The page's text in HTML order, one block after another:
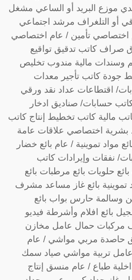
موزع البريد أو الساعي مشغل
أو التلغراف مرشد اجتماعي
اختصاصي تأمين / عام اختصاصي
صراف كاتب تدقيق تواقيع
مالية مندوب تخليص
جودة كاتب تأجير معدات
اقتطاعات عداد نقد ورقي
حسابات/ صناديق ادخار
مالية كاتب تخطيط إنتاج كاتب
بشرية اختصاصي علاقات عامة
تموينية / عام بائع خضار
نفقات وإيرادات كاتب
حلويات بائع مرطبات بائع
بائع غاز مساعد مشرف
حارس بواب بائع
بائع افلام وأشرطة فيديو
مركبات حمال عامل مخازن
حاصدة مربي مواشي / عام
عامل تربية مواشي صياد سمك
طباع / عام منسق إنتاج